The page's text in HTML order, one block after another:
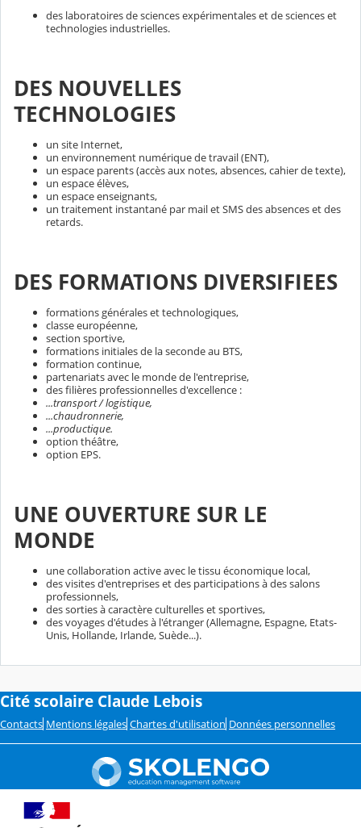
des laboratoires de sciences expérimentales et de sciences et
technologies industrielles.
DES NOUVELLES
TECHNOLOGIES
un site Internet,
un environnement numérique de travail (ENT),
un espace parents (accès aux notes, absences, cahier de texte),
un espace élèves,
un espace enseignants,
un traitement instantané par mail et SMS des absences et des
retards.
DES FORMATIONS DIVERSIFIEES
formations générales et technologiques,
classe européenne,
section sportive,
formations initiales de la seconde au BTS,
formation continue,
partenariats avec le monde de l'entreprise,
des filières professionnelles d'excellence :
...transport / logistique,
...chaudronnerie,
...productique.
option théâtre,
option EPS.
UNE OUVERTURE SUR LE
MONDE
une collaboration active avec le tissu économique local,
des visites d'entreprises et des participations à des salons
professionnels,
des sorties à caractère culturelles et sportives,
des voyages d'études à l'étranger (Allemagne, Espagne, Etats-
Unis, Hollande, Irlande, Suède...).
Cité scolaire Claude Lebois
Contacts Mentions légales Chartes d'utilisation Données personnelles